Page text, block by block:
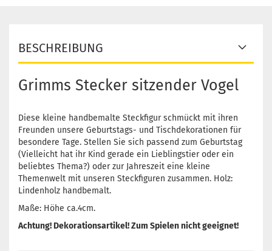
BESCHREIBUNG
Grimms Stecker sitzender Vogel
Diese kleine handbemalte Steckfigur schmückt mit ihren
Freunden unsere Geburtstags- und Tischdekorationen für
besondere Tage. Stellen Sie sich passend zum Geburtstag
(Vielleicht hat ihr Kind gerade ein Lieblingstier oder ein
beliebtes Thema?) oder zur Jahreszeit eine kleine
Themenwelt mit unseren Steckfiguren zusammen. Holz:
Lindenholz handbemalt.
Maße: Höhe ca.4cm.
Achtung! Dekorationsartikel! Zum Spielen nicht geeignet!